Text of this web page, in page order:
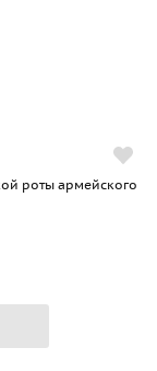
роты армейского